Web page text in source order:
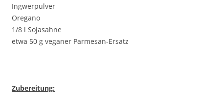
Ingwerpulver
Oregano
1/8 l Sojasahne
etwa 50 g veganer Parmesan-Ersatz
Zubereitung: